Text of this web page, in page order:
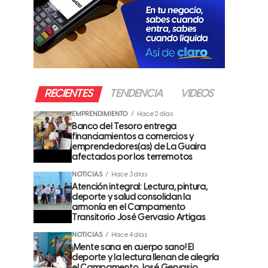
RECIENTES TENDENCIA VIDEOS
EMPRENDIMIENTO Hace 2 días
Banco del Tesoro entrega
financiamientos a comercios y
emprendedores(as) de La Guaira
afectados por los terremotos
NOTICIAS Hace 3 días
Atención integral: Lectura, pintura,
deporte y salud consolidan la
armonía en el Campamento
Transitorio José Gervasio Artigas
NOTICIAS Hace 4 días
¡Mente sana en cuerpo sano! El
deporte y la lectura llenan de alegría